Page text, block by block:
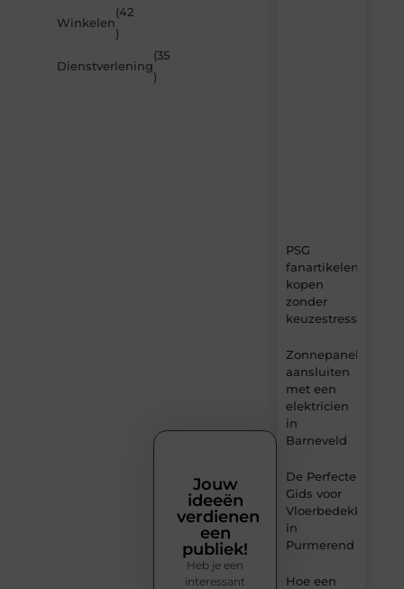
Winkelen
(42
)
Dienstverlening
(35
)
PSG
fanartikelen
kopen
zonder
keuzestress
Zonnepanelen
aansluiten
met een
elektricien
in
Barneveld
De Perfecte
Gids voor
Vloerbedekking
in
Purmerend
Hoe een
Jouw
ideeën
verdienen
een
publiek!
Heb je een
interessant